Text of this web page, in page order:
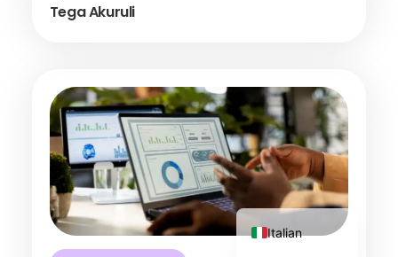
Tega Akuruli
Italian
English
Arabic
Spanish
French
Dutch